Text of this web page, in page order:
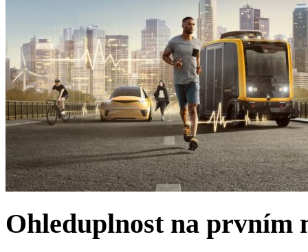
Ohleduplnost na prvním